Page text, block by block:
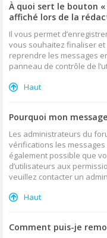
À quoi sert le bouton
affiché lors de la
Il vous permet
vous souhaitez finaliser
reprendre les messages
panneau de contrôle de
Haut
Pourquoi mon
Les administrateurs du
vérifications les
également possible que
d’utilisateurs aux
veuillez contacter un
Haut
Comment puis-je